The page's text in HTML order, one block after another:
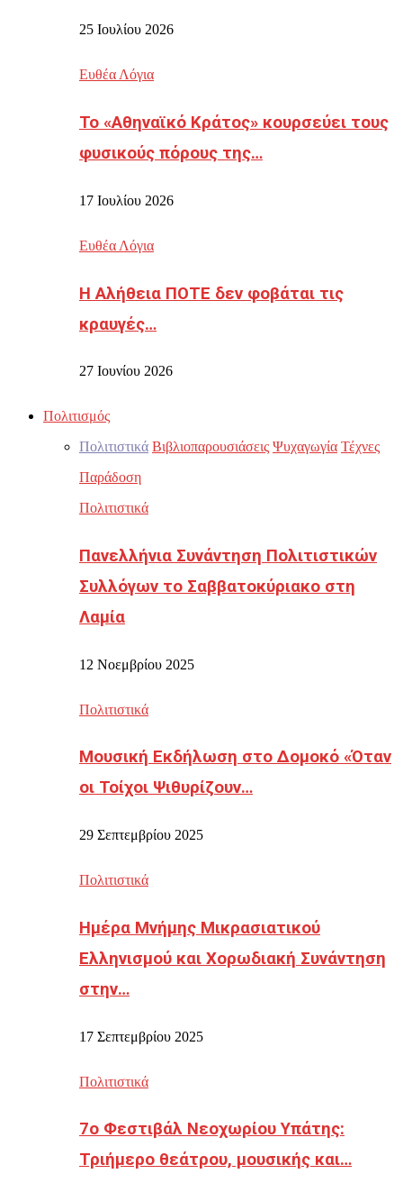
25 Ιουλίου 2026
Ευθέα Λόγια
Το «Αθηναϊκό Κράτος» κουρσεύει τους
φυσικούς πόρους της…
17 Ιουλίου 2026
Ευθέα Λόγια
Η Αλήθεια ΠΟΤΕ δεν φοβάται τις
κραυγές…
27 Ιουνίου 2026
Πολιτισμός
Πολιτιστικά Βιβλιοπαρουσιάσεις Ψυχαγωγία Τέχνες
Παράδοση
Πολιτιστικά
Πανελλήνια Συνάντηση Πολιτιστικών
Συλλόγων το Σαββατοκύριακο στη
Λαμία
12 Νοεμβρίου 2025
Πολιτιστικά
Μουσική Εκδήλωση στο Δομοκό «Όταν
οι Τοίχοι Ψιθυρίζουν…
29 Σεπτεμβρίου 2025
Πολιτιστικά
Ημέρα Μνήμης Μικρασιατικού
Ελληνισμού και Χορωδιακή Συνάντηση
στην…
17 Σεπτεμβρίου 2025
Πολιτιστικά
7ο Φεστιβάλ Νεοχωρίου Υπάτης:
Τριήμερο θεάτρου, μουσικής και…